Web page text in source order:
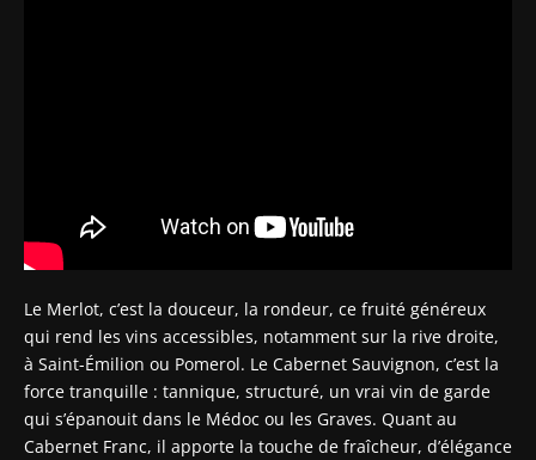
Le Merlot, c’est la douceur, la rondeur, ce fruité généreux
qui rend les vins accessibles, notamment sur la rive droite,
à Saint-Émilion ou Pomerol. Le Cabernet Sauvignon, c’est la
force tranquille : tannique, structuré, un vrai vin de garde
qui s’épanouit dans le Médoc ou les Graves. Quant au
Cabernet Franc, il apporte la touche de fraîcheur, d’élégance